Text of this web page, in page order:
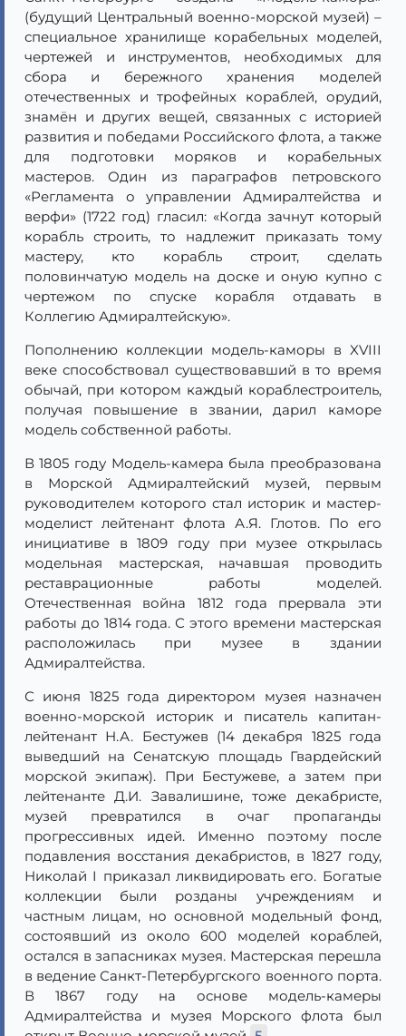
(будущий Центральный военно-морской музей) –
специальное хранилище корабельных моделей,
чертежей и инструментов, необходимых для
сбора и бережного хранения моделей
отечественных и трофейных кораблей, орудий,
знамён и других вещей, связанных с историей
развития и победами Российского флота, а также
для подготовки моряков и корабельных
мастеров. Один из параграфов петровского
«Регламента о управлении Адмиралтейства и
верфи» (1722 год) гласил: «Когда зачнут который
корабль строить, то надлежит приказать тому
мастеру, кто корабль строит, сделать
половинчатую модель на доске и оную купно с
чертежом по спуске корабля отдавать в
Коллегию Адмиралтейскую».
Пополнению коллекции модель-каморы в XVIII
веке способствовал существовавший в то время
обычай, при котором каждый кораблестроитель,
получая повышение в звании, дарил каморе
модель собственной работы.
В 1805 году Модель-камера была преобразована
в Морской Адмиралтейский музей, первым
руководителем которого стал историк и мастер-
моделист лейтенант флота А.Я. Глотов. По его
инициативе в 1809 году при музее открылась
модельная мастерская, начавшая проводить
реставрационные работы моделей.
Отечественная война 1812 года прервала эти
работы до 1814 года. С этого времени мастерская
расположилась при музее в здании
Адмиралтейства.
С июня 1825 года директором музея назначен
военно-морской историк и писатель капитан-
лейтенант Н.А. Бестужев (14 декабря 1825 года
выведший на Сенатскую площадь Гвардейский
морской экипаж). При Бестужеве, а затем при
лейтенанте Д.И. Завалишине, тоже декабристе,
музей превратился в очаг пропаганды
прогрессивных идей. Именно поэтому после
подавления восстания декабристов, в 1827 году,
Николай I приказал ликвидировать его. Богатые
коллекции были розданы учреждениям и
частным лицам, но основной модельный фонд,
состоявший из около 600 моделей кораблей,
остался в запасниках музея. Мастерская перешла
в ведение Санкт-Петербургского военного порта.
В 1867 году на основе модель-камеры
Адмиралтейства и музея Морского флота был